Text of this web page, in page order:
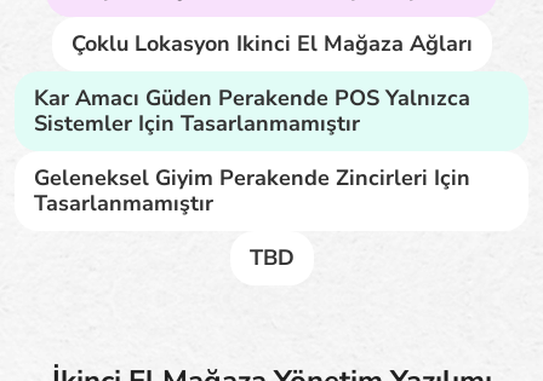
Çoklu Lokasyon Ikinci El Mağaza Ağları
Kar Amacı Güden Perakende POS Yalnızca
Sistemler Için Tasarlanmamıştır
Geleneksel Giyim Perakende Zincirleri Için
Tasarlanmamıştır
TBD